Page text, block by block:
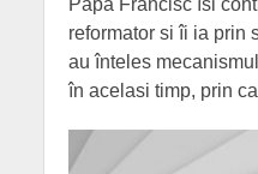
Papa Francisc îsi
reformator si îi ia prin
au înteles
în acelasi timp, prin